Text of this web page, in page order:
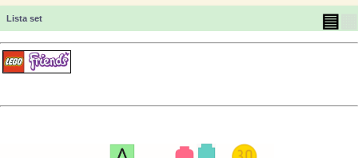
Lista set ▤